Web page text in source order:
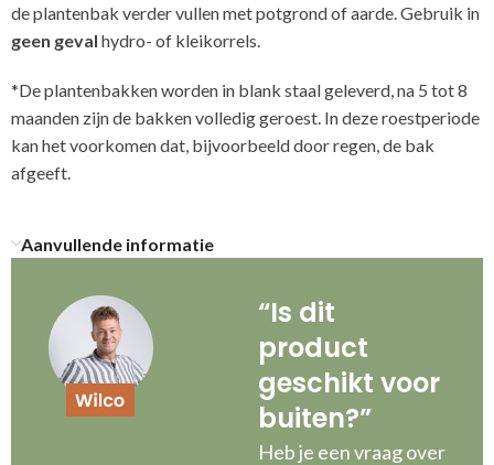
de plantenbak verder vullen met potgrond of aarde. Gebruik in
geen geval hydro- of kleikorrels.
*De plantenbakken worden in blank staal geleverd, na 5 tot 8
maanden zijn de bakken volledig geroest. In deze roestperiode
kan het voorkomen dat, bijvoorbeeld door regen, de bak
afgeeft.
Aanvullende informatie
“Is dit
product
geschikt voor
buiten?”
Heb je een vraag over